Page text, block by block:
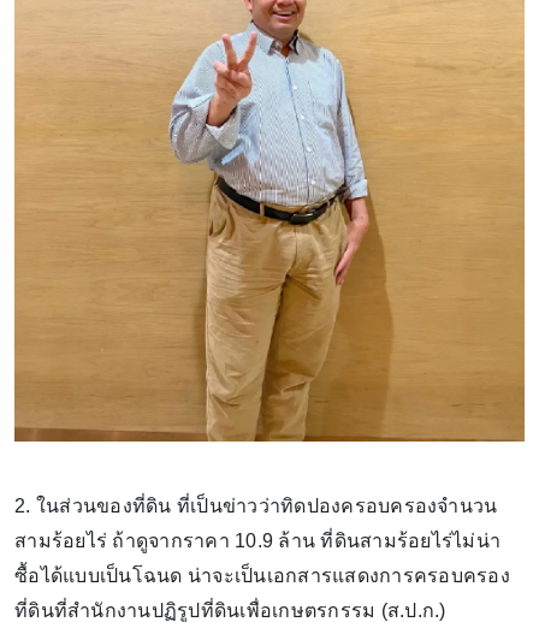
2. ในส่วนของที่ดิน ที่เป็นข่าวว่าทิดปองครอบครองจำนวน
สามร้อยไร่ ถ้าดูจากราคา 10.9 ล้าน ที่ดินสามร้อยไร่ไม่น่า
ซื้อได้แบบเป็นโฉนด น่าจะเป็นเอกสารแสดงการครอบครอง
ที่ดินที่สำนักงานปฏิรูปที่ดินเพื่อเกษตรกรรม (ส.ป.ก.)